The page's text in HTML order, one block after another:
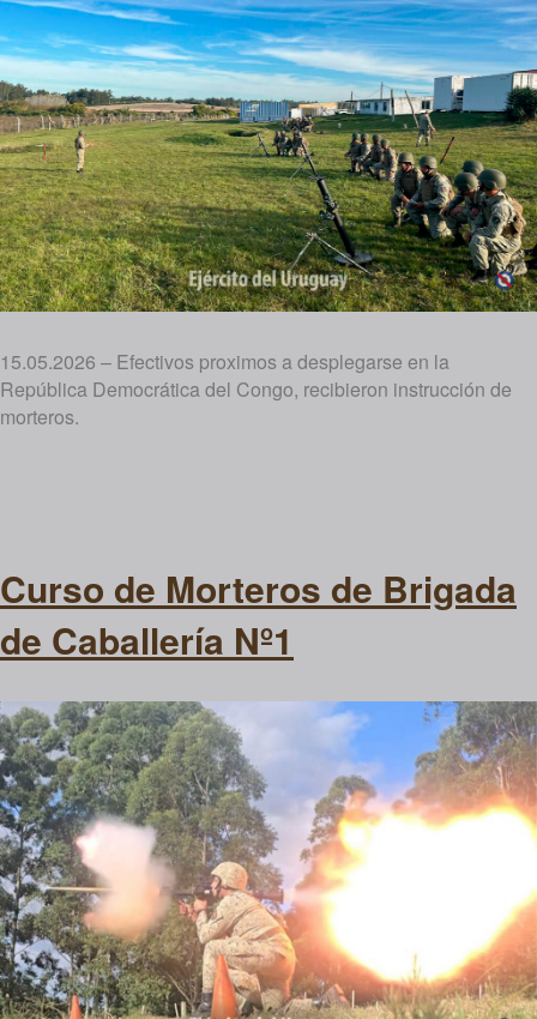
15.05.2026 – Efectivos proximos a desplegarse en la
República Democrática del Congo, recibieron instrucción de
morteros.
Curso de Morteros de Brigada
de Caballería Nº1